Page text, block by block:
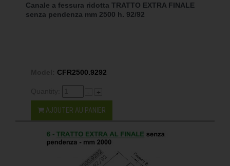
Canale a fessura ridotta TRATTO EXTRA FINALE
senza pendenza mm 2500 h. 92/92
CFR2500.9292
- +
AJOUTER AU PANIER